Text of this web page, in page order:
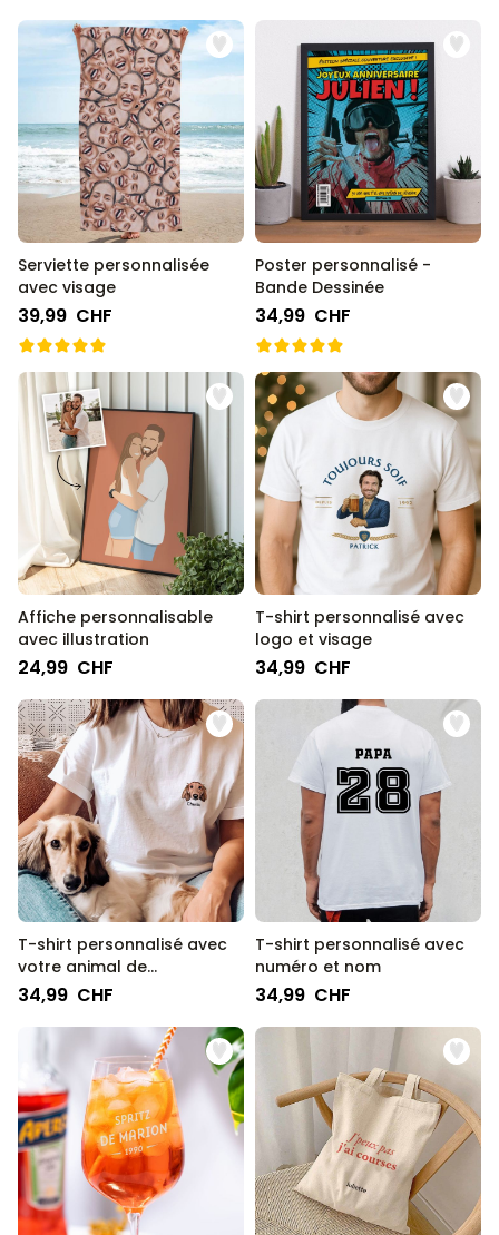
Serviette personnalisée
avec visage
39,99 CHF
Poster personnalisé -
Bande Dessinée
34,99 CHF
Affiche personnalisable
avec illustration
24,99 CHF
T-shirt personnalisé avec
logo et visage
34,99 CHF
T-shirt personnalisé avec
votre animal de
compagnie Cartoon
34,99 CHF
T-shirt personnalisé avec
numéro et nom
34,99 CHF